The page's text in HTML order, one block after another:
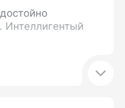
Интеллигентый